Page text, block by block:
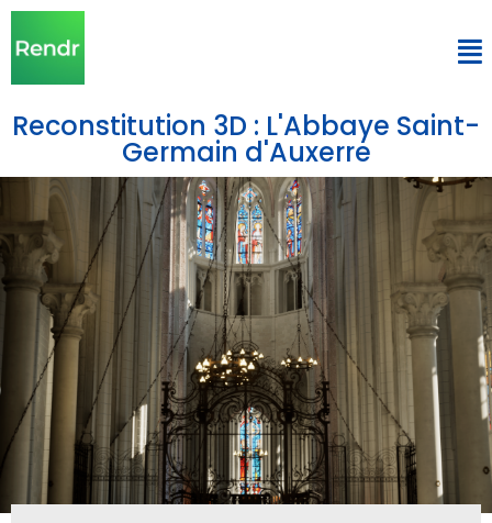
Reconstitution 3D : L'Abbaye Saint-
Germain d'Auxerre